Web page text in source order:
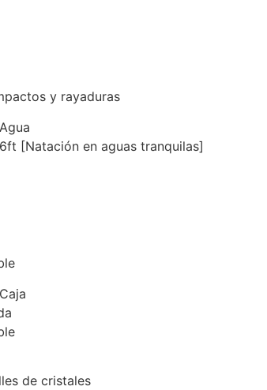
y rayaduras
[Natación en aguas tranquilas]
de cristales